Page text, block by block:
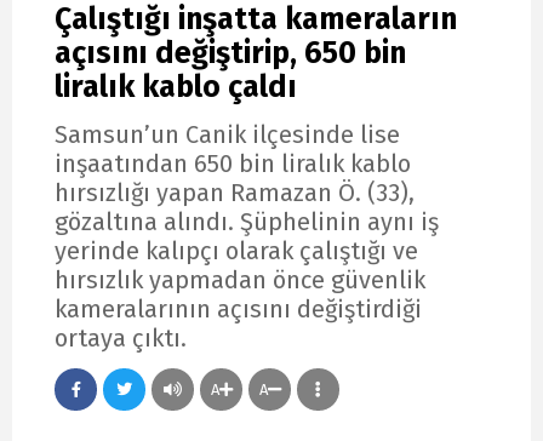
Çalıştığı inşatta kameraların
açısını değiştirip, 650 bin
liralık kablo çaldı
Samsun’un Canik ilçesinde lise
inşaatından 650 bin liralık kablo
hırsızlığı yapan Ramazan Ö. (33),
gözaltına alındı. Şüphelinin aynı iş
yerinde kalıpçı olarak çalıştığı ve
hırsızlık yapmadan önce güvenlik
kameralarının açısını değiştirdiği
ortaya çıktı.
A A